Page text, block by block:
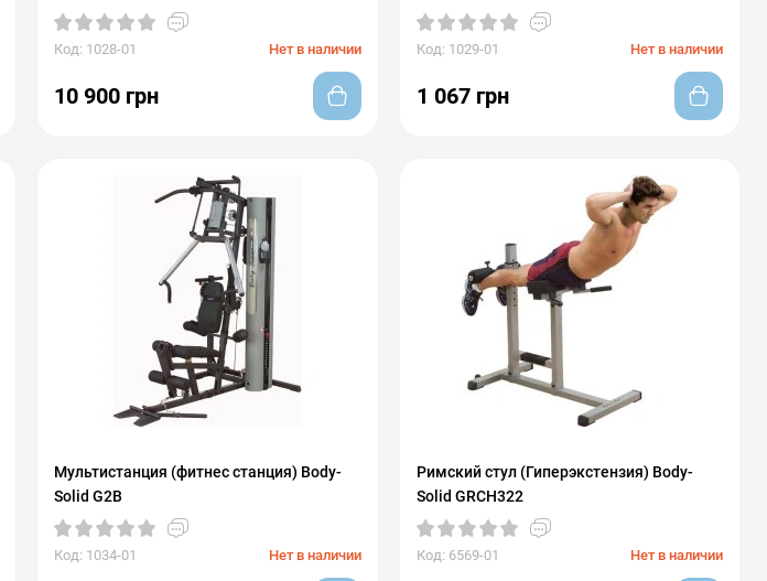
Код: 1028-01 Нет в наличии
10 900 грн
Код: 1029-01 Нет в наличии
1 067 грн
Мультистанция (фитнес станция) Body-
Solid G2B
Код: 1034-01 Нет в наличии
Римский стул (Гиперэкстензия) Body-
Solid GRCH322
Код: 6569-01 Нет в наличии